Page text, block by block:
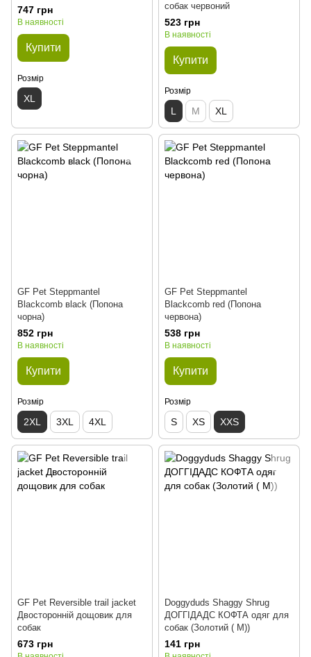
747 грн
В наявності
Купити
Розмір
XL
собак червоний
523 грн
В наявності
Купити
Розмір
L M XL
GF Pet Steppmantel
Blackcomb вlack (Попона
чорна)
852 грн
В наявності
Купити
Розмір
2XL 3XL 4XL
GF Pet Steppmantel
Blackcomb red (Попона
червона)
538 грн
В наявності
Купити
Розмір
S XS XXS
GF Pet Reversible trail jacket
Двосторонній дощовик для
собак
673 грн
Doggyduds Shaggy Shrug
ДОГГІДАДС КОФТА одяг для
собак (Золотий ( M))
141 грн